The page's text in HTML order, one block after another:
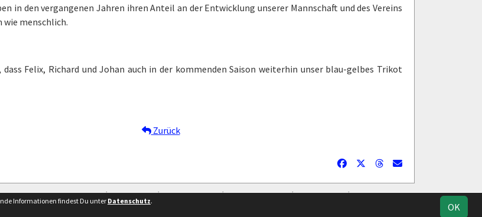
in den vergangenen Jahren ihren Anteil an der Entwicklung unserer Mannschaft und des Vereins
menschlich.
dass Felix, Richard und Johan auch in der kommenden Saison weiterhin unser blau-gelbes Trikot
Zurück
Besucherstatistik Kontakt Impressum Geburtstage Facebook
Datenschutz
OK
Informationen findest Du unter Datenschutz.